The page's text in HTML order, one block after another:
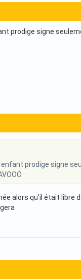
prodige signe
prodige signe
alors qu’il était